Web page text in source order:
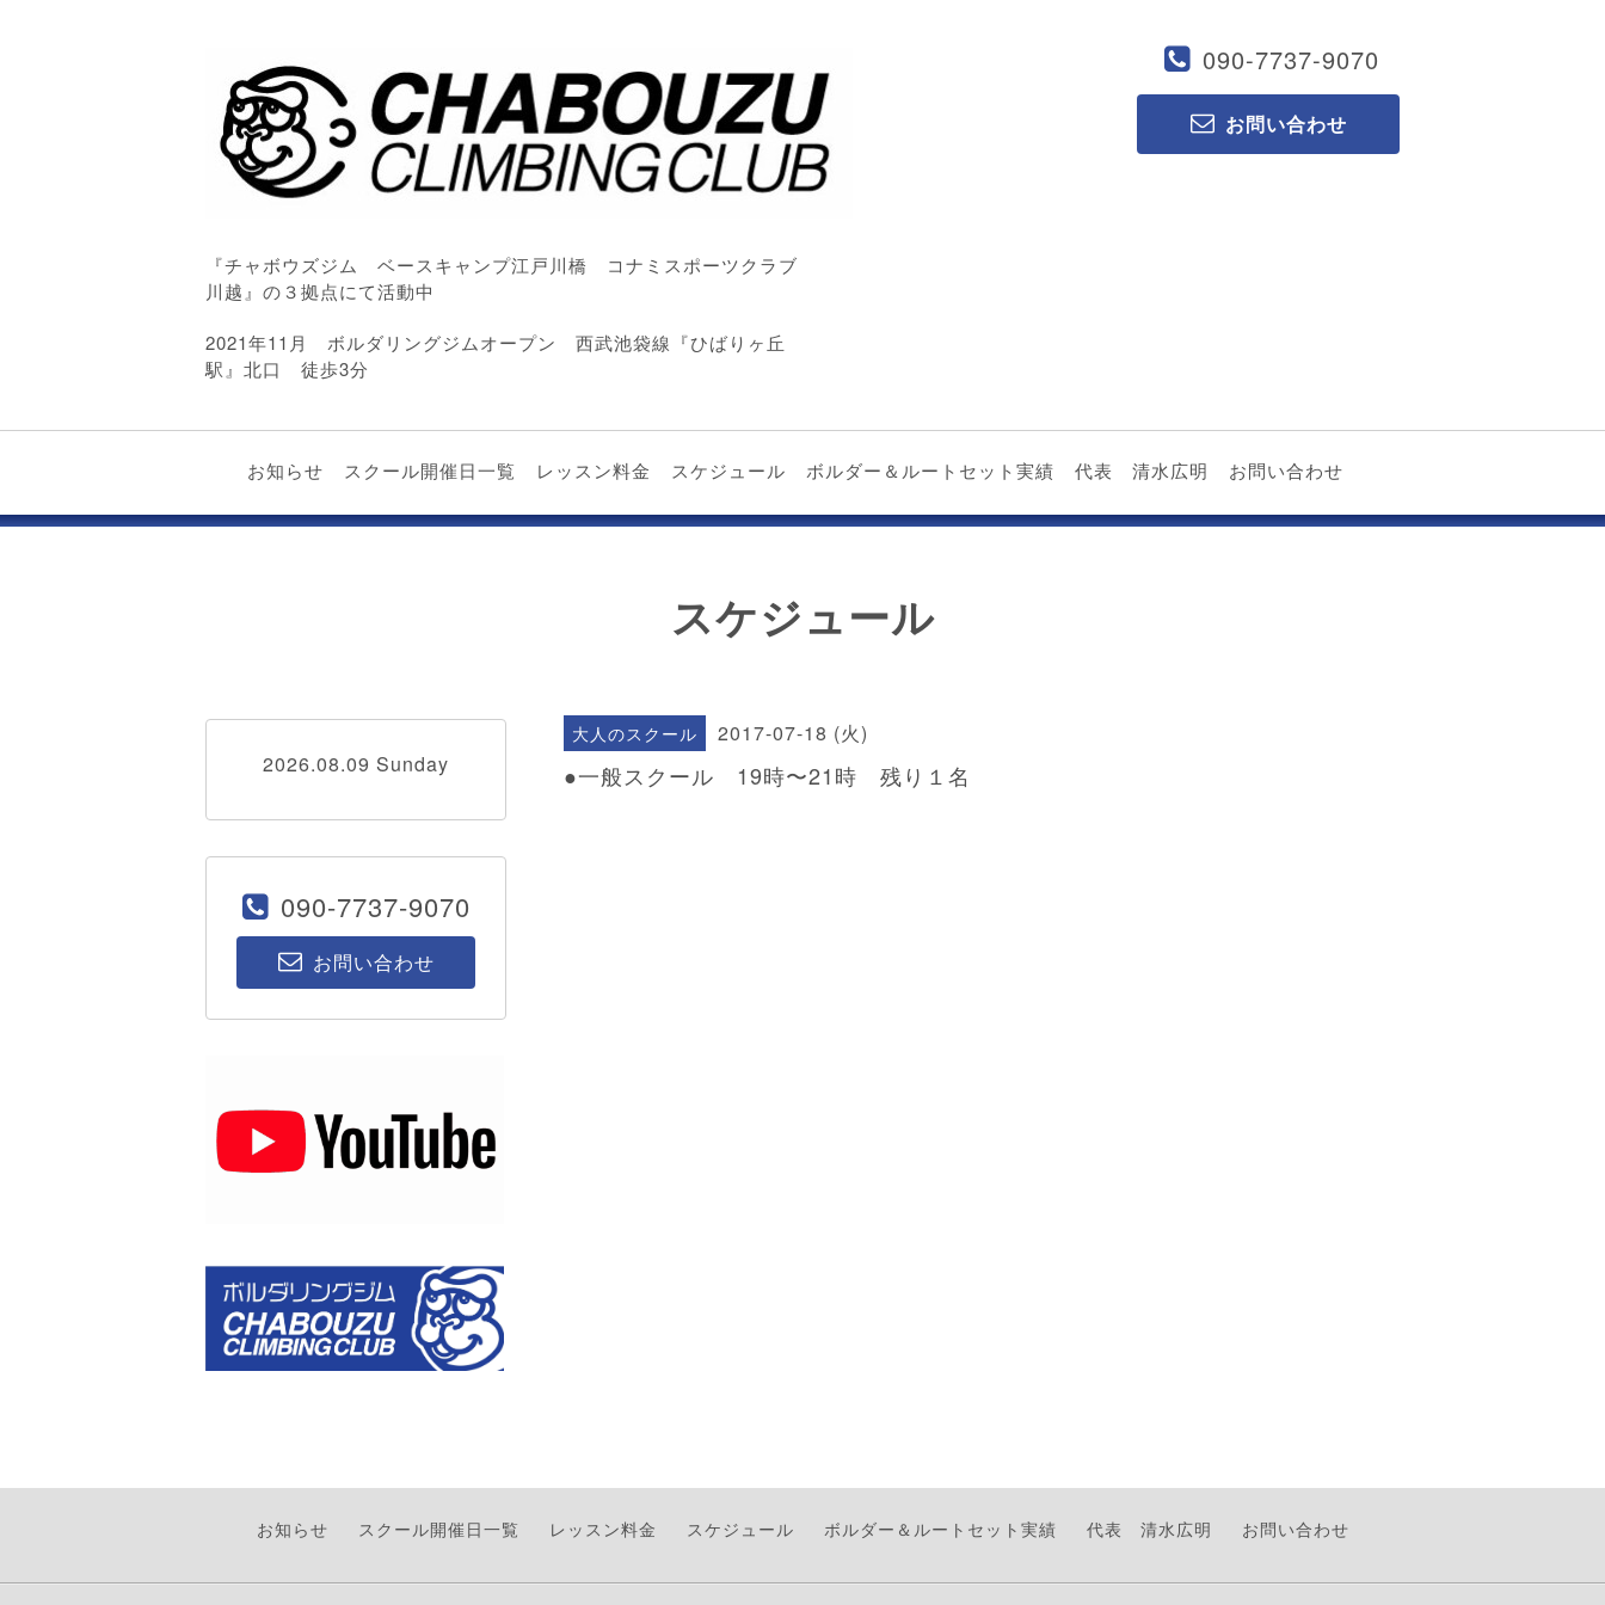
090-7737-9070
お問い合わせ
『チャボウズジム ベースキャンプ江戸川橋 コナミスポーツクラブ
川越』の３拠点にて活動中
2021年11月 ボルダリングジムオープン 西武池袋線『ひばりヶ丘
駅』北口 徒歩3分
お知らせ スクール開催日一覧 レッスン料金 スケジュール ボルダー＆ルートセット実績 代表 清水広明 お問い合わせ
スケジュール
大人のスクール 2017-07-18 (火)
●一般スクール 19時〜21時 残り１名
2026.08.09 Sunday
090-7737-9070
お問い合わせ
お知らせ スクール開催日一覧 レッスン料金 スケジュール ボルダー＆ルートセット実績 代表 清水広明 お問い合わせ